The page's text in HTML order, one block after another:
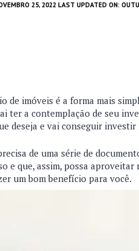
25, 2022 LAST UPDATED ON:
de imóveis é a forma mais
ter a contemplação de seu
deseja e vai conseguir investir
de uma série de
e que, assim, possa
um bom benefício para você.